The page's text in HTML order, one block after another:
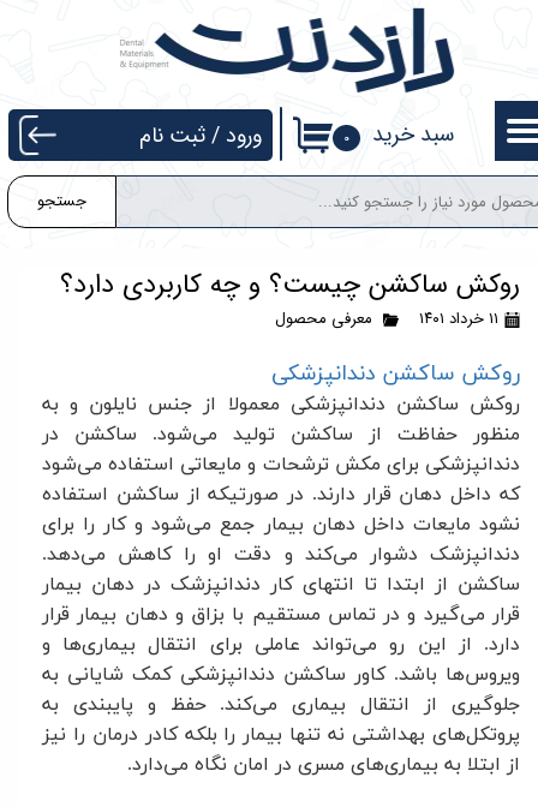
جستجو
۰ سبد خرید ورود /ثبت نام
حساب کاربری من
تغییر گذر واژه
سفارشات
خروج از حساب کاربری
روکش ساکشن چیست؟ و چه کاربردی دارد؟
۱۱ خرداد ۱۴۰۱ معرفی محصول
روکش ساکشن دندانپزشکی
روکش ساکشن دندانپزشکی معمولا از جنس نایلون و به
منظور حفاظت از ساکشن تولید می‌شود. ساکشن در
دندانپزشکی برای مکش ترشحات و مایعاتی استفاده می‌شود
که داخل دهان قرار دارند. در صورتیکه از ساکشن استفاده
نشود مایعات داخل دهان بیمار جمع می‌شود و کار را برای
دندانپزشک دشوار می‌کند و دقت او را کاهش می‌دهد.
ساکشن از ابتدا تا انتهای کار دندانپزشک در دهان بیمار
قرار می‌گیرد و در تماس مستقیم با بزاق و دهان بیمار قرار
دارد. از این رو می‌تواند عاملی برای انتقال بیماری‌ها و
ویروس‌ها باشد. کاور ساکشن دندانپزشکی کمک شایانی به
جلوگیری از انتقال بیماری می‌کند. حفظ و پایبندی به
پروتکل‌های بهداشتی نه تنها بیمار را بلکه کادر درمان را نیز
از ابتلا به بیماری‌های مسری در امان نگاه می‌دارد.